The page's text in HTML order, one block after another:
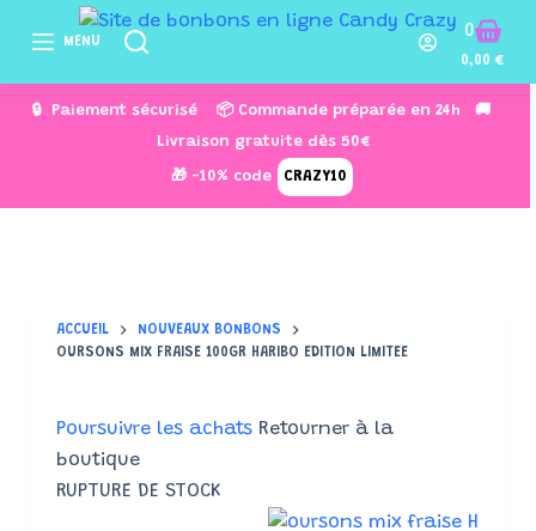
s
a
MENU
0,00€
0
🔒 Paiement sécurisé 📦 Commande préparée en 24h 🚚
Livraison gratuite dès 50€
🎁 -10% code CRAZY10
ACCUEIL
NOUVEAUX BONBONS
OURSONS MIX FRAISE 100GR HARIBO EDITION LIMITEE
Poursuivre les achatsRetourner à la
boutique
RUPTURE DE STOCK